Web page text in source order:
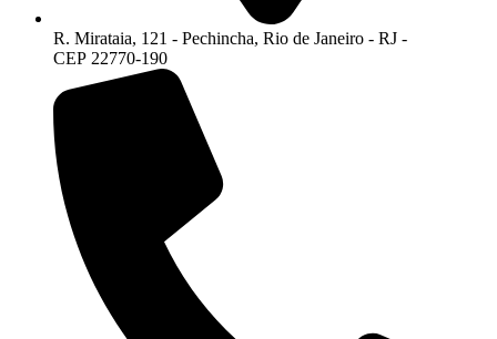
R. Mirataia, 121 - Pechincha, Rio de Janeiro - RJ -
CEP 22770-190